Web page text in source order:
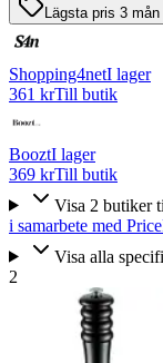
Lägsta pris 3 mån
Shopping4netI lager
361 krTill butik
BooztI lager
369 krTill butik
Visa 2 butiker
i samarbete med
Visa alla
2